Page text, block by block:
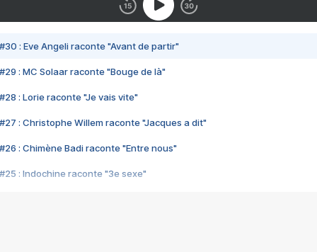
#30 : Eve Angeli raconte "Avant de partir"
#29 : MC Solaar raconte "Bouge de là"
#28 : Lorie raconte "Je vais vite"
#27 : Christophe Willem raconte "Jacques a dit"
#26 : Chimène Badi raconte "Entre nous"
#25 : Indochine raconte "3e sexe"